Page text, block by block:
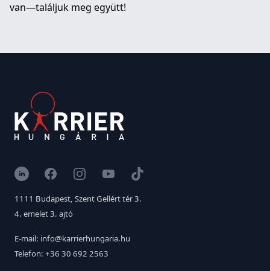
van—találjuk meg együtt!
LinkedInFacebookInstagramYouTubeTikTok
1111 Budapest, Szent Gellért tér 3.
4. emelet 3. ajtó
E-mail: info@karrierhungaria.hu
Telefon: +36 30 692 2563